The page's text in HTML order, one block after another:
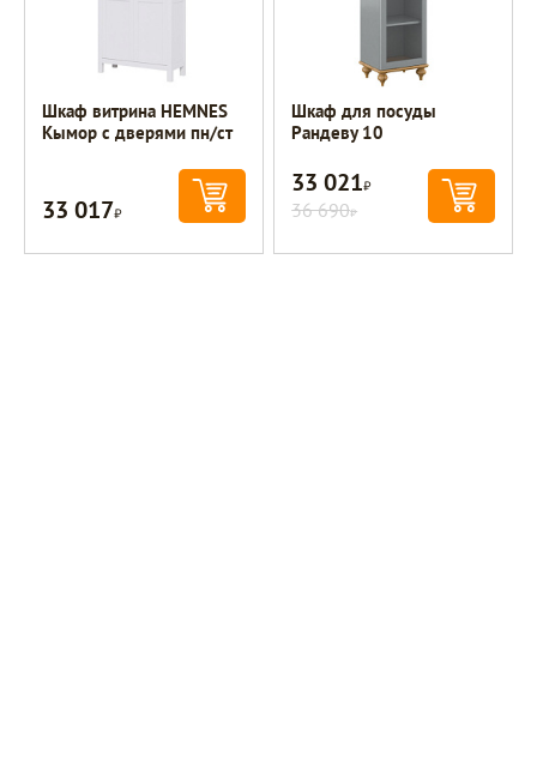
Шкаф витрина HEMNES
Кымор с дверями пн/ст
33 017Р
Шкаф для посуды
Рандеву 10
33 021Р
36 690Р